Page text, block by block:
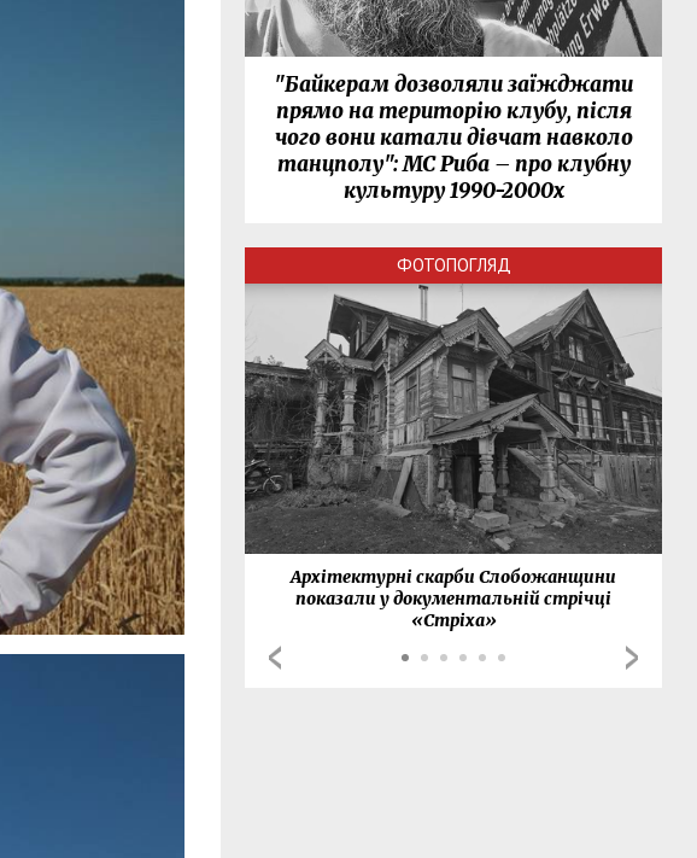
"Байкерам дозволяли заїжджати
прямо на територію клубу, після
чого вони катали дівчат навколо
танцполу": МС Риба – про клубну
культуру 1990-2000х
ФОТОПОГЛЯД
добрі вчинки
Архітектурні скарби Слобожанщини
показали у документальній стрічці
«Стріха»